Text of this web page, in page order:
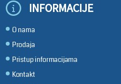
INFORMACIJE
O nama
Prodaja
Pristup informacijama
Kontakt